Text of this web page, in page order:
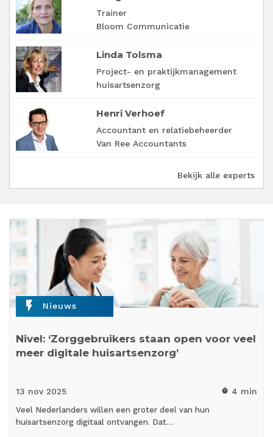
Trainer
Bloom Communicatie
Linda Tolsma
Project- en praktijkmanagement
huisartsenzorg
Henri Verhoef
Accountant en relatiebeheerder
Van Ree Accountants
Bekijk alle experts
flash_on Nieuws
Nivel: ‘Zorggebruikers staan open voor veel
meer digitale huisartsenzorg’
13 nov 2025 timer 4 min
Veel Nederlanders willen een groter deel van hun
huisartsenzorg digitaal ontvangen. Dat…